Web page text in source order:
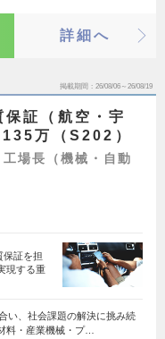
詳細へ
掲載期間 26/08/06～26/08/19
保証（航空・宇
万（S202）
場長（機械・自動
保証を担
現する重
い、社会課題の解決に挑み続
料・産業機械・プ…